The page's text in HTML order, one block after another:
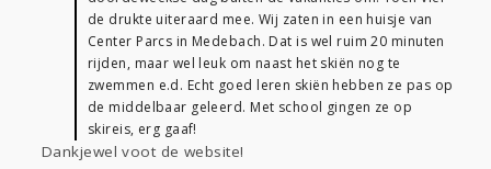
de drukte uiteraard mee. Wij zaten in een huisje van
Center Parcs in Medebach. Dat is wel ruim 20 minuten
rijden, maar wel leuk om naast het skiën nog te
zwemmen e.d. Echt goed leren skiën hebben ze pas op
de middelbaar geleerd. Met school gingen ze op
skireis, erg gaaf!
Dankjewel voot de website!